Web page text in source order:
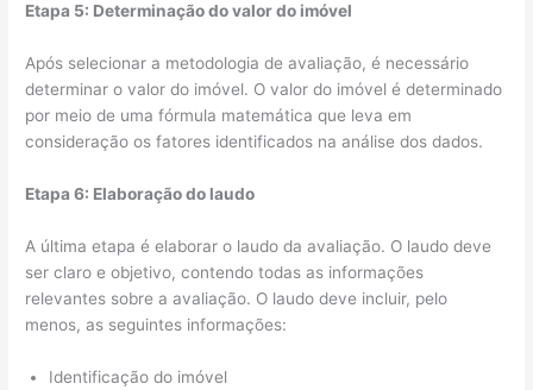
Etapa 5: Determinação do valor do imóvel
Após selecionar a metodologia de avaliação, é necessário
determinar o valor do imóvel. O valor do imóvel é determinado
por meio de uma fórmula matemática que leva em
consideração os fatores identificados na análise dos dados.
Etapa 6: Elaboração do laudo
A última etapa é elaborar o laudo da avaliação. O laudo deve
ser claro e objetivo, contendo todas as informações
relevantes sobre a avaliação. O laudo deve incluir, pelo
menos, as seguintes informações:
Identificação do imóvel